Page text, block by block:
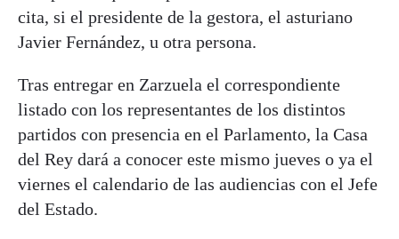
cita, si el presidente de la gestora, el asturiano
Javier Fernández, u otra persona.
Tras entregar en Zarzuela el correspondiente
listado con los representantes de los distintos
partidos con presencia en el Parlamento, la Casa
del Rey dará a conocer este mismo jueves o ya el
viernes el calendario de las audiencias con el Jefe
del Estado.